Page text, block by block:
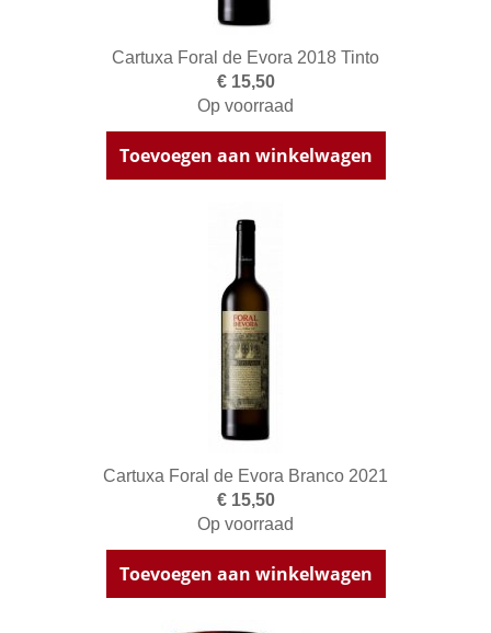
Cartuxa Foral de Evora 2018 Tinto
€ 15,50
Op voorraad
Toevoegen aan winkelwagen
Cartuxa Foral de Evora Branco 2021
€ 15,50
Op voorraad
Toevoegen aan winkelwagen